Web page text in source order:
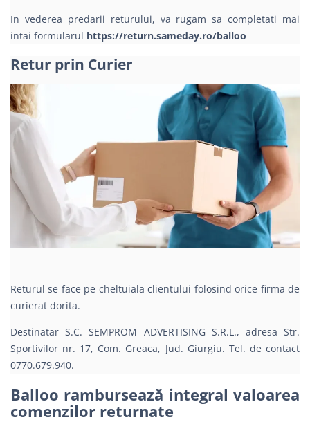
In vederea predarii returului, va rugam sa completati mai
intai formularul https://return.sameday.ro/balloo
Retur prin Curier
Returul se face pe cheltuiala clientului folosind orice firma de
curierat dorita.
Destinatar S.C. SEMPROM ADVERTISING S.R.L., adresa Str.
Sportivilor nr. 17, Com. Greaca, Jud. Giurgiu. Tel. de contact
0770.679.940.
Balloo rambursează integral valoarea
comenzilor returnate